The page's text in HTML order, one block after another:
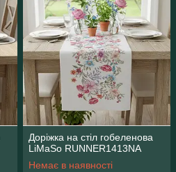
Доріжка на стіл гобеленова
LiMaSo RUNNER1413NA
Немає в наявності